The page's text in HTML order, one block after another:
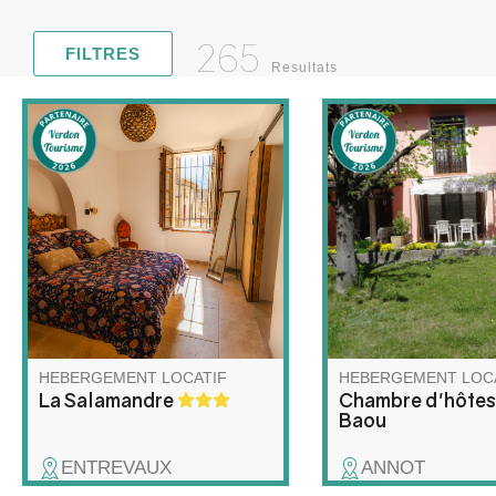
FILTRES 265 Resultats
Vivez l'Authenticité
(Accessible !) Appartement en
rez-de-chaussée rénové,
lumineux et spacieux, situé
dans une charmante maison
de village du 17e siècle.
Accessibilité pour les
personnes à mobilité réduite
et de toutes les commodités
nécessaires.
HEBERGEMENT LOCATIF
La Salamandre
ENTREVAUX
Vos hôtes vous
dans leur maison
d'un jardin arboré.
de randonnée,
orientera vers les
sentiers de la région
Julienne vous
petits déjeuners
HEBERGEMENT
Chambre
Baou
ANNOT